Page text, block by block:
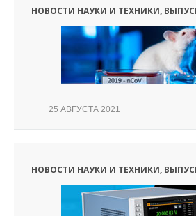
НОВОСТИ НАУКИ И ТЕХНИКИ,
25 АВГУСТА 2021
НОВОСТИ НАУКИ И ТЕХНИКИ,